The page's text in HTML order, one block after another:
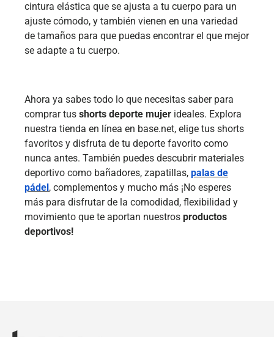
cintura elástica que se ajusta a tu cuerpo para un
ajuste cómodo, y también vienen en una variedad
de tamaños para que puedas encontrar el que mejor
se adapte a tu cuerpo.
Ahora ya sabes todo lo que necesitas saber para
comprar tus shorts deporte mujer ideales. Explora
nuestra tienda en línea en base.net, elige tus shorts
favoritos y disfruta de tu deporte favorito como
nunca antes. También puedes descubrir materiales
deportivo como bañadores, zapatillas, palas de
pádel , complementos y mucho más ¡No esperes
más para disfrutar de la comodidad, flexibilidad y
movimiento que te aportan nuestros productos
deportivos!